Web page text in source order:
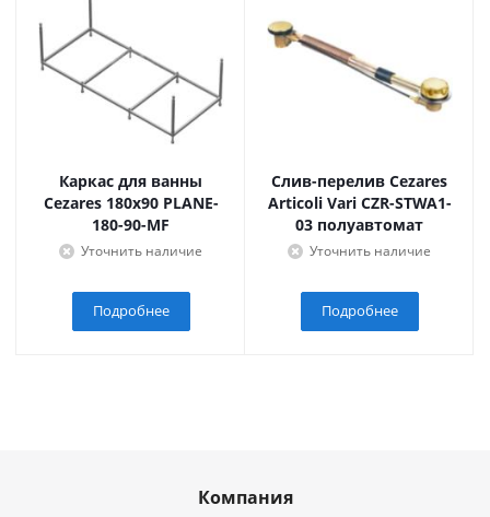
Каркас для ванны
Cezares 180x90 PLANE-
180-90-MF
Уточнить наличие
Подробнее
Слив-перелив Cezares
Articoli Vari CZR-STWA1-
03 полуавтомат
Уточнить наличие
Подробнее
Компания